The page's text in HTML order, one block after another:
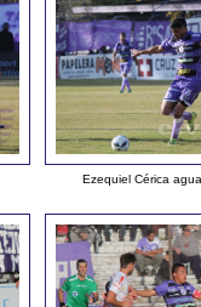
Ezequiel Cérica